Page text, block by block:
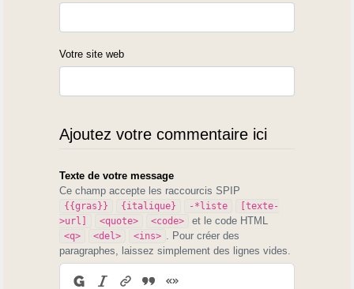
Votre site web
Ajoutez votre commentaire ici
Texte de votre message
Ce champ accepte les raccourcis SPIP
{{gras}} {italique} -*liste
[texte-
>url]
<quote> <code> et le code HTML
<q> <del> <ins>
. Pour créer des
paragraphes, laissez simplement des lignes vides.